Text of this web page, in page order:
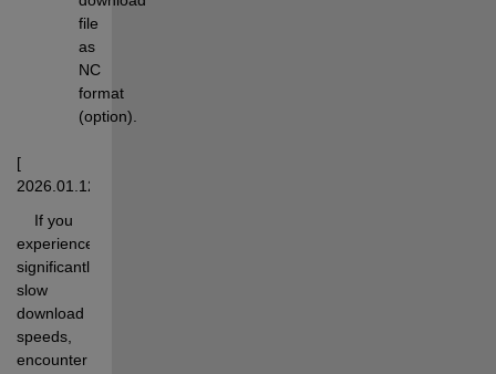
file
as
NC
format
(option).
[
2026.01.12]
    If you
experience
significantly
slow
download
speeds,
encounter